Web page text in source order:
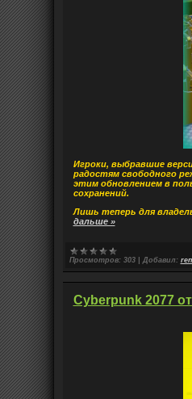
Игроки, выбравшие
радостям свободного
этим обновлением в
сохранений.
Лишь теперь для
дальше »
Просмотров: 303 Добавил:
Cyberpunk 2077